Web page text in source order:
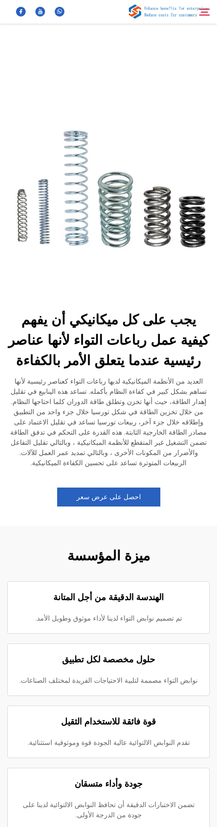
اتصل بنا
يجب على كل ميكانيكي أن يفهم
كيفية عمل رباعات التواء لأنها عناصر
رئيسية عندما يتعلق الأمر بالكفاءة
العديد من الأنظمة الميكانيكية لديها رباعات التواء كعناصر رئيسية لأنها
تساهم بشكل كبير في كفاءة النظام بأكمله. تساعد هذه الينابيع في تقليل
إهدار الطاقة، حيث أنها تخزن وتطلق طاقة الدوران كلما احتاجها النظام.
من خلال تخزين الطاقة في شكل تورسيا خلال جزء واحد من التطبيق
وإطلاقه خلال جزء آخر، ربيعات تورسيا تساعد في تقليل الاعتماد على
مصادر الطاقة الخارجية الثابتة. هذه القدرة على التحكم في تدفق الطاقة
تضمن التشغيل غير المتقطع للأنظمة الميكانيكية ، وبالتالي تقليل التفاعل
والأضرار من المكونات الأخرى ، وبالتالي تمديد عمر العمل للآلات.
الربيعات المتوترة تساعد على تحسين الكفاءة الميكانيكية.
احصل على عرض سعر
ميزة المؤسسة
الهندسة الدقيقة من أجل المتانة
تم تصميم نوابض التواء لدينا لأداء موثوق وطويل الأمد.
حلول مخصصة لكل تطبيق
نوابض التواء مصممة لتلبية الاحتياجات الفريدة لمختلف الصناعات.
قوة فائقة للاستخدام الثقيل
تقدم النوابض الالتوائية عالية الجودة قوة وموثوقية استثنائية.
جودة وأداء متسقان
تضمن الاختبارات الدقيقة أن تحافظ النوابض الالتوائية لدينا على
جودة من الدرجة الأولى.